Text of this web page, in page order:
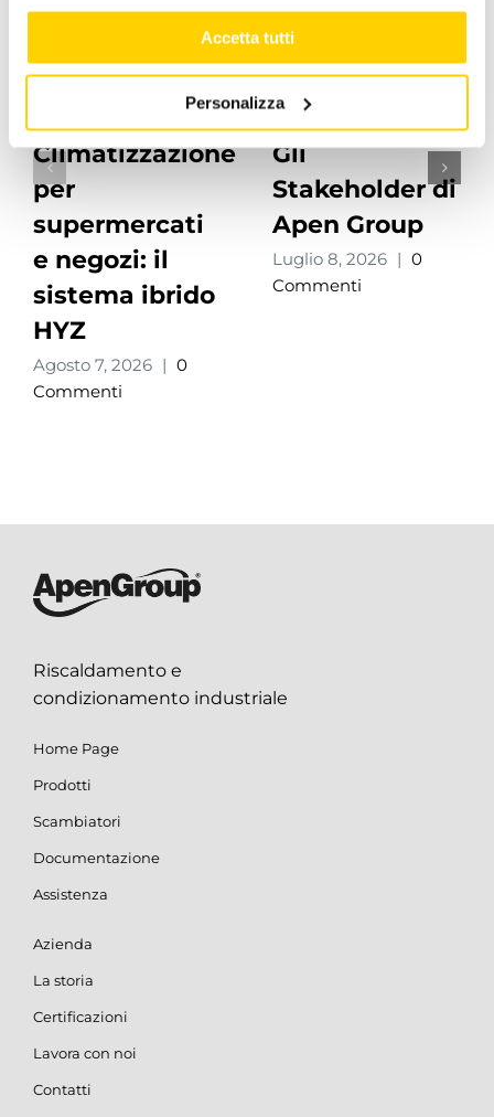
Accetta tutti
Personalizza
Climatizzazione
per
supermercati
e negozi: il
sistema ibrido
HYZ
Agosto 7, 2026 | 0
Commenti
Gli
Stakeholder di
Apen Group
Luglio 8, 2026 | 0
Commenti
Riscaldamento e
condizionamento industriale
Home Page
Prodotti
Scambiatori
Documentazione
Assistenza
Azienda
La storia
Certificazioni
Lavora con noi
Contatti